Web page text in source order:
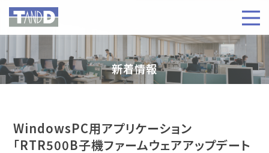
新着情報
WindowsPC用アプリケーション
「RTR500B子機ファームウェアアップデート